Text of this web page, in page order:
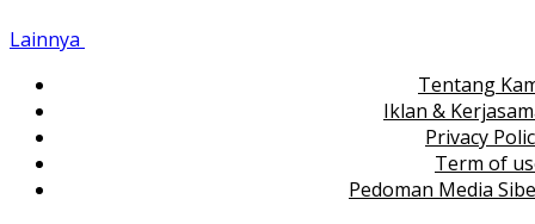
Lainnya
Tentang
Iklan &
Privacy
Term of
Pedoman Media